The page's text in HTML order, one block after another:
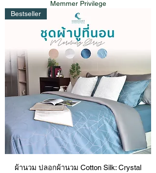
Memmer Privilege
Bestseller
ผ้านวม ปลอกผ้านวม Cotton Silk: Crystal